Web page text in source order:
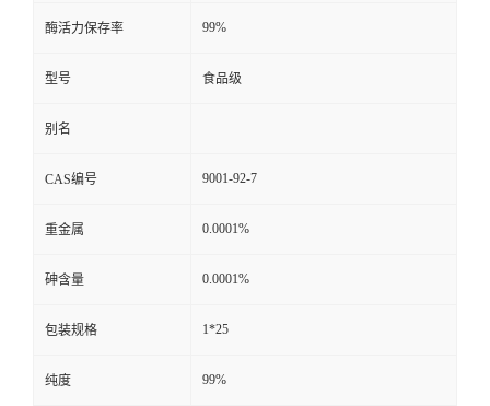
酶活力保存率 99%
型号 食品级
别名
CAS编号 9001-92-7
重金属 0.0001%
砷含量 0.0001%
包装规格 1*25
纯度 99%